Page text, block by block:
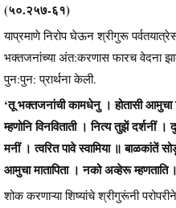
(५०.२५७-६१)
याप्रमाणे निरोप घेऊन श्रीगुरू
भक्तजनांच्या अंत:करणास फारच वेदना
पुन:पुन: प्रार्थना केली.
‘तू भक्तजनांची कामधेनु । होतासी
म्हणोनि विनविताती । नित्य तुझें दर्शनीं
मनीं । त्वरित पावे स्वामिया ॥ बाळकांतें
आमुचा मातापिता । नको अव्हेरू
शोक करणाऱ्या शिष्यांचे श्रीगुरूंनी